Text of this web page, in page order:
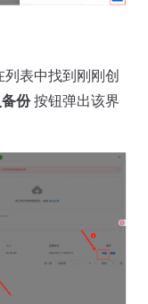
列表中找到刚刚创
份按钮弹出该界